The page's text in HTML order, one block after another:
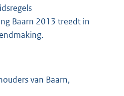
Baarn 2013 treedt in
van Baarn,